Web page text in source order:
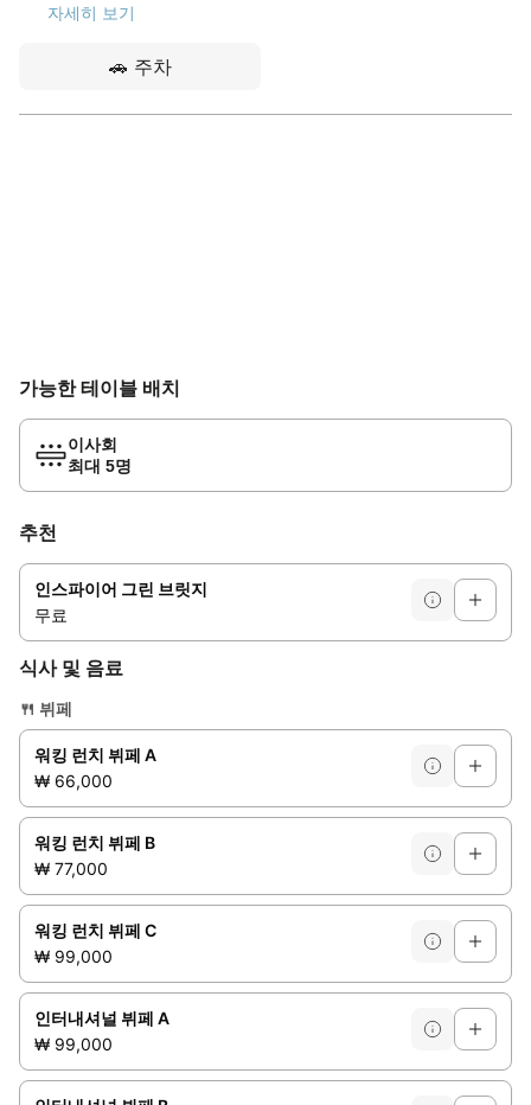
자세히 보기
🚗 주차
가능한 테이블 배치
이사회
최대 5명
추천
인스파이어 그린 브릿지
무료
식사 및 음료
🍴 뷔페
워킹 런치 뷔페 A
₩ 66,000
워킹 런치 뷔페 B
₩ 77,000
워킹 런치 뷔페 C
₩ 99,000
인터내셔널 뷔페 A
₩ 99,000